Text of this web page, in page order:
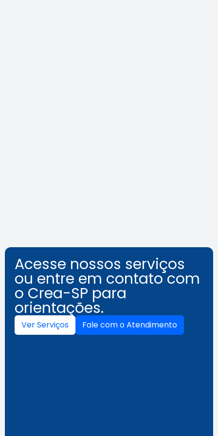
Acesse nossos serviços
ou entre em contato com
o Crea-SP para
orientações.
Ver Serviços Fale com o Atendimento